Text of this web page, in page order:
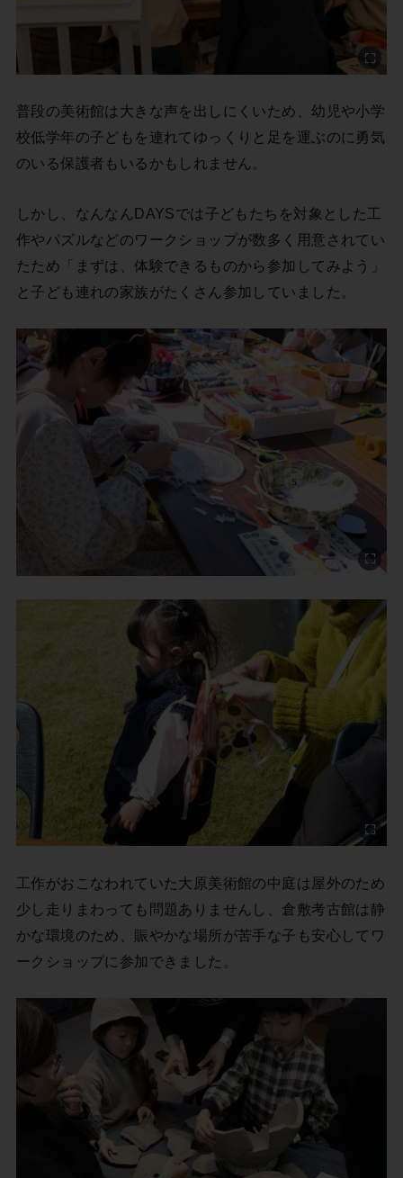
普段の美術館は大きな声を出しにくいため、幼児や小学
校低学年の子どもを連れてゆっくりと足を運ぶのに勇気
のいる保護者もいるかもしれません。
しかし、なんなんDAYSでは子どもたちを対象とした工
作やパズルなどのワークショップが数多く用意されてい
たため「まずは、体験できるものから参加してみよう」
と子ども連れの家族がたくさん参加していました。
工作がおこなわれていた大原美術館の中庭は屋外のため
少し走りまわっても問題ありませんし、倉敷考古館は静
かな環境のため、賑やかな場所が苦手な子も安心してワ
ークショップに参加できました。